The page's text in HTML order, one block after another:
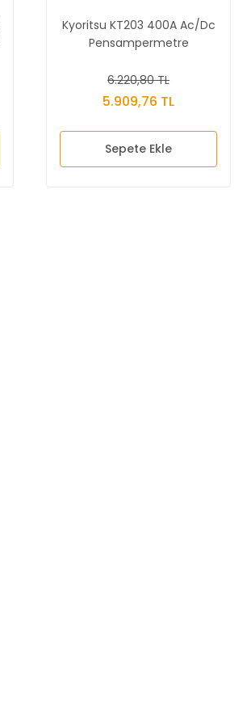
Kyoritsu KT203 400A Ac/Dc
Pensampermetre
6.220,80 TL
5.909,76 TL
Sepete Ekle